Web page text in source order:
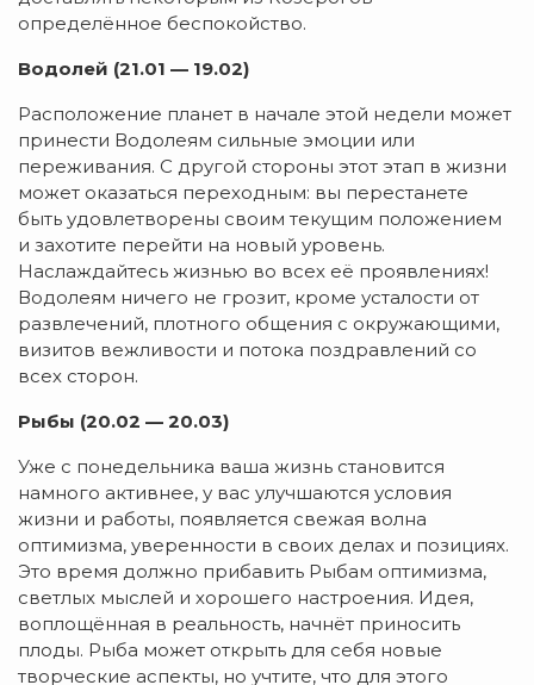
определённое беспокойство.
Водолей (21.01 — 19.02)
Расположение планет в начале этой недели может
принести Водолеям сильные эмоции или
переживания. С другой стороны этот этап в жизни
может оказаться переходным: вы перестанете
быть удовлетворены своим текущим положением
и захотите перейти на новый уровень.
Наслаждайтесь жизнью во всех её проявлениях!
Водолеям ничего не грозит, кроме усталости от
развлечений, плотного общения с окружающими,
визитов вежливости и потока поздравлений со
всех сторон.
Рыбы (20.02 — 20.03)
Уже с понедельника ваша жизнь становится
намного активнее, у вас улучшаются условия
жизни и работы, появляется свежая волна
оптимизма, уверенности в своих делах и позициях.
Это время должно прибавить Рыбам оптимизма,
светлых мыслей и хорошего настроения. Идея,
воплощённая в реальность, начнёт приносить
плоды. Рыба может открыть для себя новые
творческие аспекты, но учтите, что для этого